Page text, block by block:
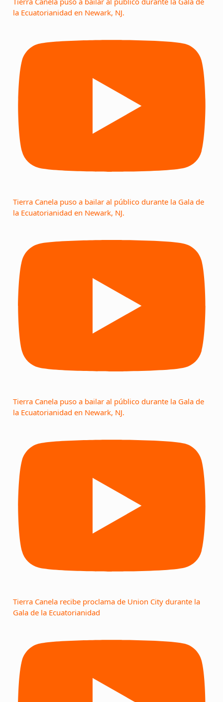
la Ecuatorianidad en Newark, NJ.
Tierra Canela puso a bailar al público durante la Gala de
la Ecuatorianidad en Newark, NJ.
Tierra Canela puso a bailar al público durante la Gala de
la Ecuatorianidad en Newark, NJ.
Tierra Canela recibe proclama de Union City durante la
Gala de la Ecuatorianidad